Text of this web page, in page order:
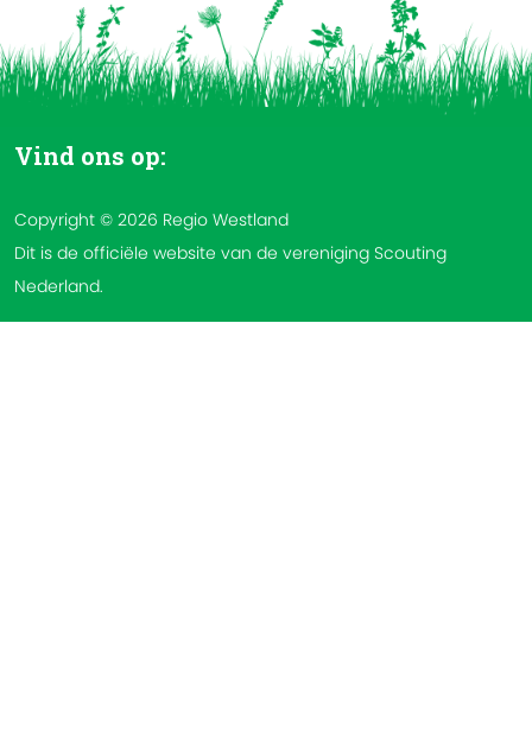
Vind ons op:
Copyright © 2026 Regio Westland
Dit is de officiële website van de vereniging Scouting
Nederland.